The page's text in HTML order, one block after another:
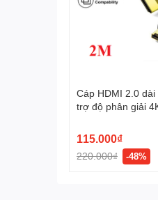
Cáp HDMI 2.0
trợ độ phân giải
115.000₫
220.000₫ -48%